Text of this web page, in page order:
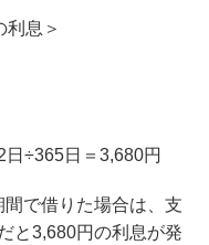
利息＞
÷365日＝3,680円
間で借りた場合は、支
と3,680円の利息が発